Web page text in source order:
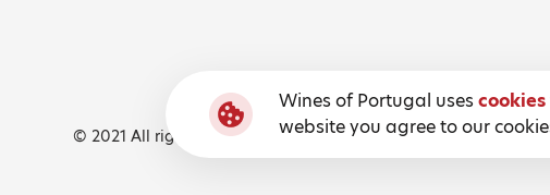
Wines of Portugal uses cookies
website you agree to our
© 2021 All rights reserved, Wines of Portugal